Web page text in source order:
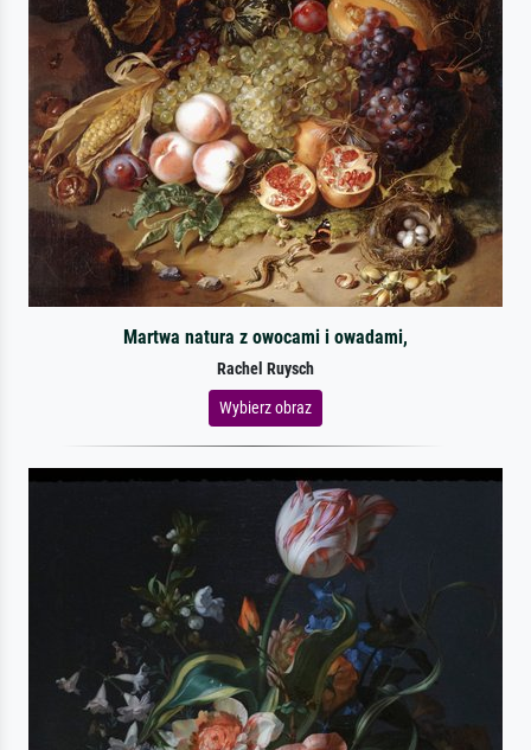
Martwa natura z owocami i owadami,
Rachel Ruysch
Wybierz obraz